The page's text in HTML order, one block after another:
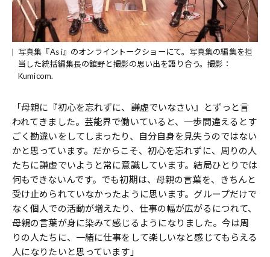
写真集『As i』のオンライントークショーにて。写真集の編集を担
当した統括編集長の舘野と撮影の思い出を語り合う。撮影：
Kumicom.
「母親に『初心を忘れずに、謙虚でいなさい』とずっと言
われてきました。芸能界で働いていると、一歩間違えるとす
ごく勘違いをしてしまったり、自分自身を見失うのではない
かと思っています。だからこそ、初心を忘れずに、周りの人
たちに謙虚でいようと常に意識しています。結局ひとりでは
何もできないんです。でも初期は、母親の言葉を、きちんと
受け止められていなかったように思います。グループだけで
なく個人での活動が増えたり、仕事の幅が広がるにつれて、
母親の言葉が身に染みて感じるようになりました。今は周
りの人たちに、一緒に仕事をして楽しいなと感じてもらえる
人になりたいと思っています」